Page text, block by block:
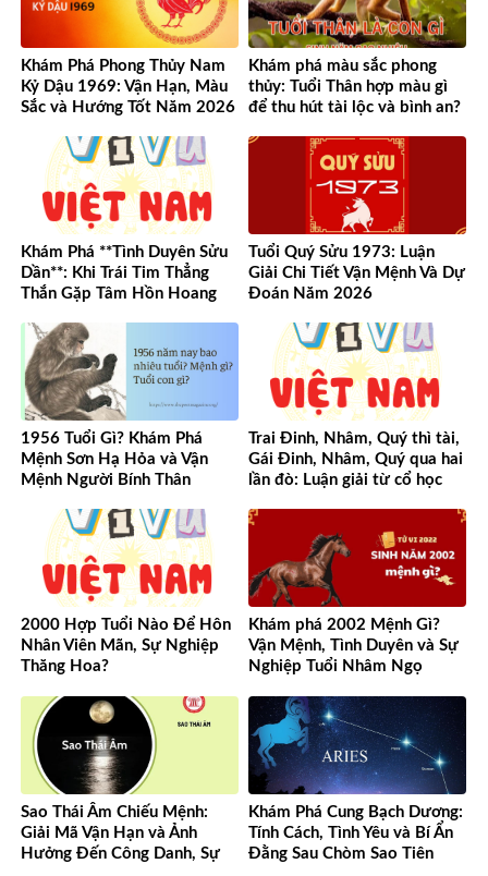
Khám Phá Phong Thủy Nam
Kỷ Dậu 1969: Vận Hạn, Màu
Sắc và Hướng Tốt Năm 2026
Khám phá màu sắc phong
thủy: Tuổi Thân hợp màu gì
để thu hút tài lộc và bình an?
Khám Phá **Tình Duyên Sửu
Dần**: Khi Trái Tim Thẳng
Thắn Gặp Tâm Hồn Hoang
Tuổi Quý Sửu 1973: Luận
Giải Chi Tiết Vận Mệnh Và Dự
Đoán Năm 2026
1956 Tuổi Gì? Khám Phá
Mệnh Sơn Hạ Hỏa và Vận
Mệnh Người Bính Thân
Trai Đinh, Nhâm, Quý thì tài,
Gái Đinh, Nhâm, Quý qua hai
lần đò: Luận giải từ cổ học
2000 Hợp Tuổi Nào Để Hôn
Nhân Viên Mãn, Sự Nghiệp
Thăng Hoa?
Khám phá 2002 Mệnh Gì?
Vận Mệnh, Tình Duyên và Sự
Nghiệp Tuổi Nhâm Ngọ
Sao Thái Âm Chiếu Mệnh:
Giải Mã Vận Hạn và Ảnh
Hưởng Đến Công Danh, Sự
Khám Phá Cung Bạch Dương:
Tính Cách, Tình Yêu và Bí Ẩn
Đằng Sau Chòm Sao Tiên